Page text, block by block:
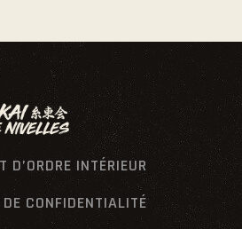
D’ORDRE INTÉRIEUR
CONFIDENTIALITÉ